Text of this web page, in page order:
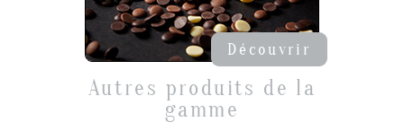
Découvrir
Autres produits de la
gamme